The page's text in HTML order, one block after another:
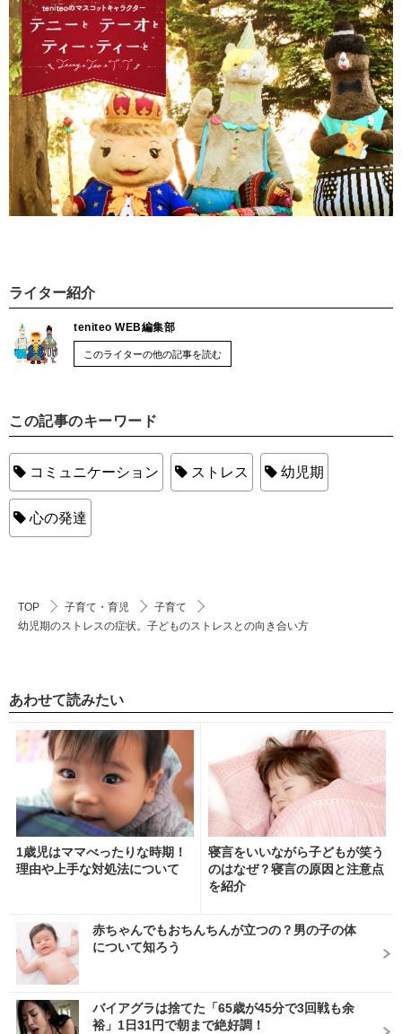
ライター紹介
teniteo WEB編集部
このライターの他の記事を読む
この記事のキーワード
コミュニケーション ストレス 幼児期
心の発達
TOP 子育て・育児
子育て
幼児期のストレスの症状。子どものストレスとの向き合い方
あわせて読みたい
1歳児はママべったりな時期！
理由や上手な対処法について
寝言をいいながら子どもが笑う
のはなぜ？寝言の原因と注意点
を紹介
赤ちゃんでもおちんちんが立つの？男の子の体
について知ろう
バイアグラは捨てた「65歳が45分で3回戦も余
裕」1日31円で朝まで絶好調！